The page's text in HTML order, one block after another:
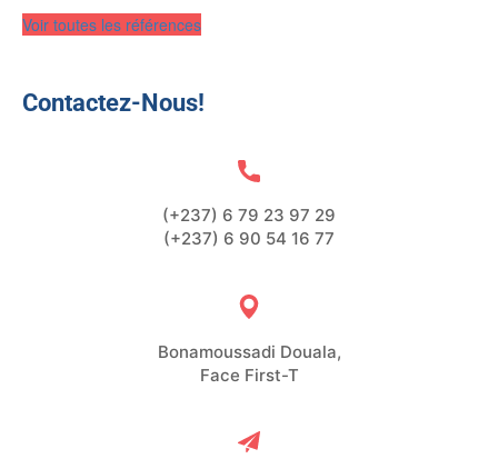
Voir toutes les références
Contactez-Nous!
(+237) 6 79 23 97 29
(+237) 6 90 54 16 77
Bonamoussadi Douala,
Face First-T